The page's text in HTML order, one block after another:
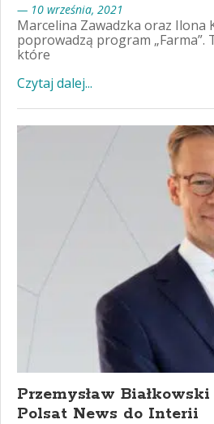
— 10 września, 2021
Marcelina Zawadzka oraz Ilona
poprowadzą program „Farma”.
które
Czytaj dalej...
Przemysław
Polsat News do Interii